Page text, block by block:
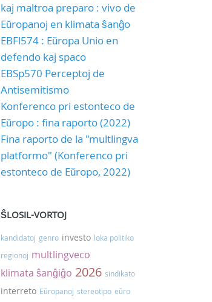
kaj maltroa preparo : vivo de
Eŭropanoj en klimata ŝanĝo
EBFl574 : Eŭropa Unio en
defendo kaj spaco
EBSp570 Perceptoj de
Antisemitismo
Konferenco pri estonteco de
Eŭropo : fina raporto (2022)
Fina raporto de la "multlingva
platformo" (Konferenco pri
estonteco de Eŭropo, 2022)
ŜLOSIL-VORTOJ
kandidatoj genro investo loka politiko
regionoj multlingveco
klimata ŝanĝiĝo 2026 sindikato
interreto Eŭropanoj stereotipo eŭro